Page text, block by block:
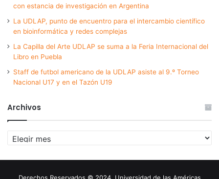
con estancia de investigación en Argentina
La UDLAP, punto de encuentro para el intercambio científico
en bioinformática y redes complejas
La Capilla del Arte UDLAP se suma a la Feria Internacional del
Libro en Puebla
Staff de futbol americano de la UDLAP asiste al 9.º Torneo
Nacional U17 y en el Tazón U19
Archivos
Archivos